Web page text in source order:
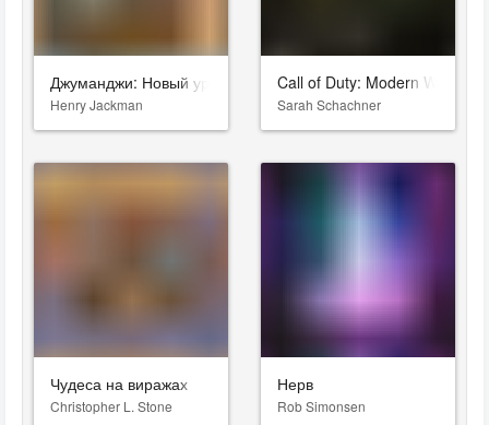
Джуманджи: Новый уровень
Henry Jackman
Call of Duty: Modern Warfare
Sarah Schachner
Чудеса на виражах
Christopher L. Stone
Нерв
Rob Simonsen